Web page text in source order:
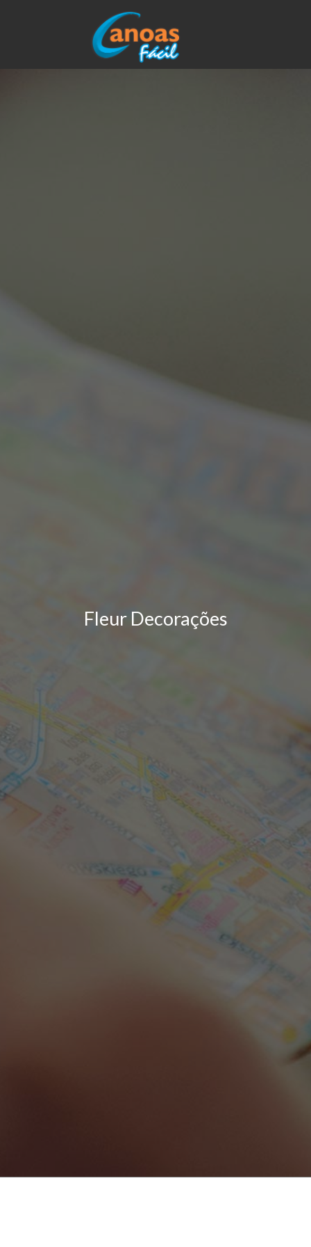
Fleur Decorações